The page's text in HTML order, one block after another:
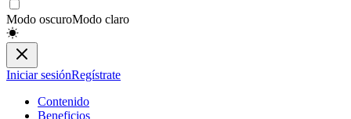
Modo oscuroModo claro
Iniciar sesiónRegístrate
Contenido
Beneficios